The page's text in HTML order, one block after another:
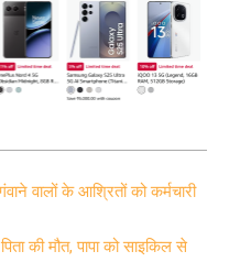
वालों के आश्रितों को कर्मचारी
की मौत, पापा को साइकिल से